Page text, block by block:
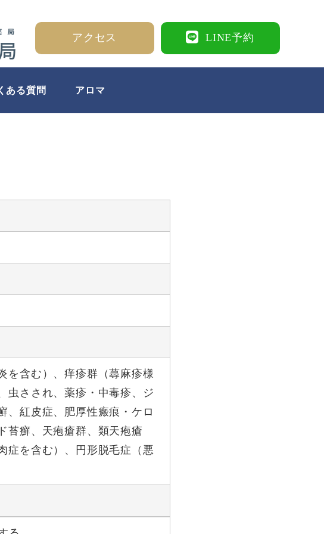
アクセス LINE予約
ある質問 アロマ
を含む）、痒疹群（蕁麻疹様
虫さされ、薬疹・中毒疹、ジ
、紅皮症、肥厚性瘢痕・ケロ
苔癬、天疱瘡群、類天疱瘡
症を含む）、円形脱毛症（悪